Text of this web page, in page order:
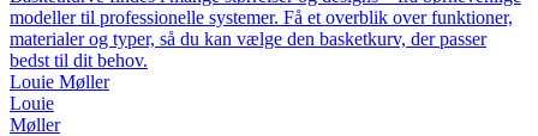
modeller til professionelle systemer. Få et overblik over funktioner,
materialer og typer, så du kan vælge den basketkurv, der passer
bedst til dit behov.
Louie Møller
Louie
Møller